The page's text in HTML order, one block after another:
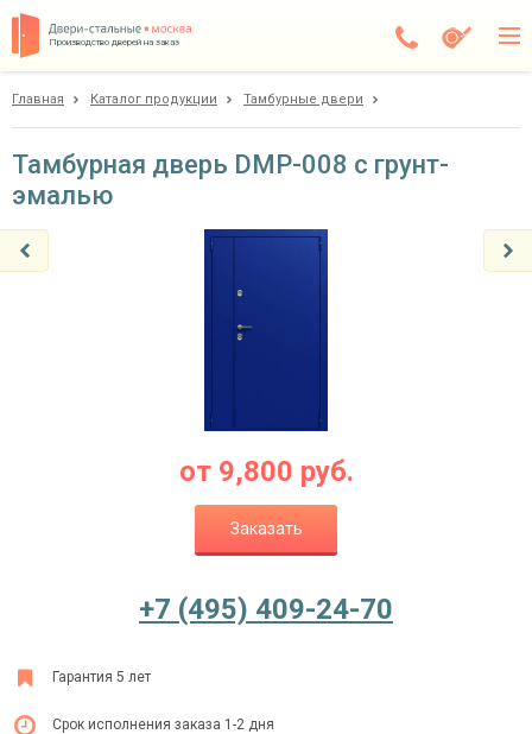
Производство дверей на заказ
Доставка
Ежедневно с 08:00 до 24:00
Главная Каталог продукции Тамбурные двери
Тамбурная дверь DMP-008 с грунт-
эмалью
от 9,800 руб.
Заказать
+7 (495) 409-24-70
Гарантия 5 лет
Срок исполнения заказа 1-2 дня